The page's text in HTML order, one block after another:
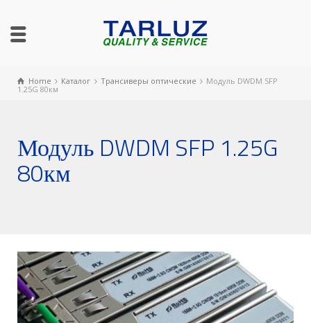
Home Каталог Трансиверы оптические
Модуль DWDM SFP
1.25G 80км
Модуль DWDM SFP 1.25G
80км